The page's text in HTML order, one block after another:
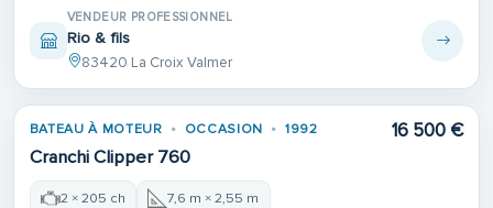
VENDEUR PROFESSIONNEL
Rio & fils
83420 La Croix Valmer
VENDU
BATEAU À MOTEUR OCCASION 1992
Cranchi Clipper 760
16 500 €
2 × 205 ch 7,6 m × 2,55 m